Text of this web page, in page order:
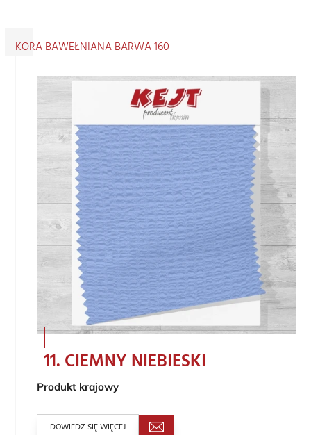
KORA BAWEŁNIANA BARWA 160
11. CIEMNY NIEBIESKI
Produkt krajowy
DOWIEDZ SIĘ WIĘCEJ